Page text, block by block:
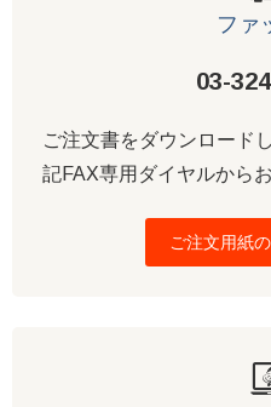
ファ
03-
ご注文書をダウンロード
記FAX専用ダイヤルから
ご注文用紙